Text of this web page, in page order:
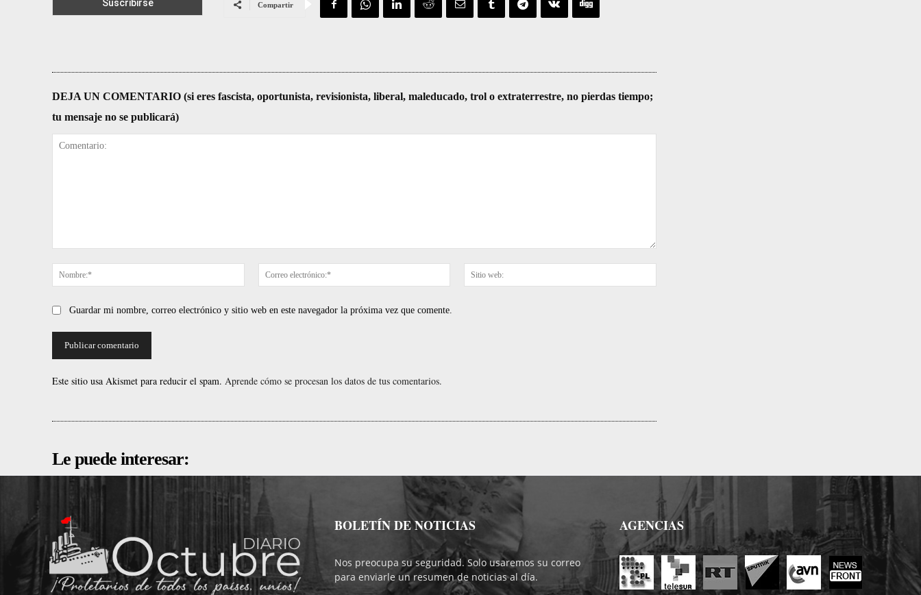
Compartir
DEJA UN COMENTARIO (si eres fascista, oportunista, revisionista, liberal, maleducado, trol o extraterrestre, no pierdas tiempo;
tu mensaje no se publicará)
Nombre:*
Correo
electrónico:*
web:
Guardar mi nombre, correo electrónico y sitio web en este navegador la próxima vez que comente.
Este sitio usa Akismet para reducir el spam. Aprende cómo se procesan los datos de tus comentarios.
Le puede interesar:
BOLETÍN DE NOTICIAS
Nos preocupa su seguridad. Solo usaremos su correo
para enviarle un resumen de noticias al día.
AGENCIAS